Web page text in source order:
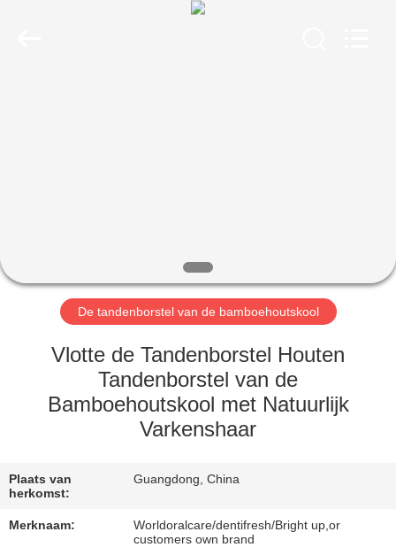
ONGEVEER
ONS
FABRIEKSREIS
KWALITEITSCONTROLE
ONS
De tandenborstel van de bamboehoutskool
Vlotte de Tandenborstel Houten
Tandenborstel van de
Bamboehoutskool met Natuurlijk
Varkenshaar
Plaats van
herkomst:
Guangdong, China
Merknaam:
Worldoralcare/dentifresh/Bright up,or
customers own brand